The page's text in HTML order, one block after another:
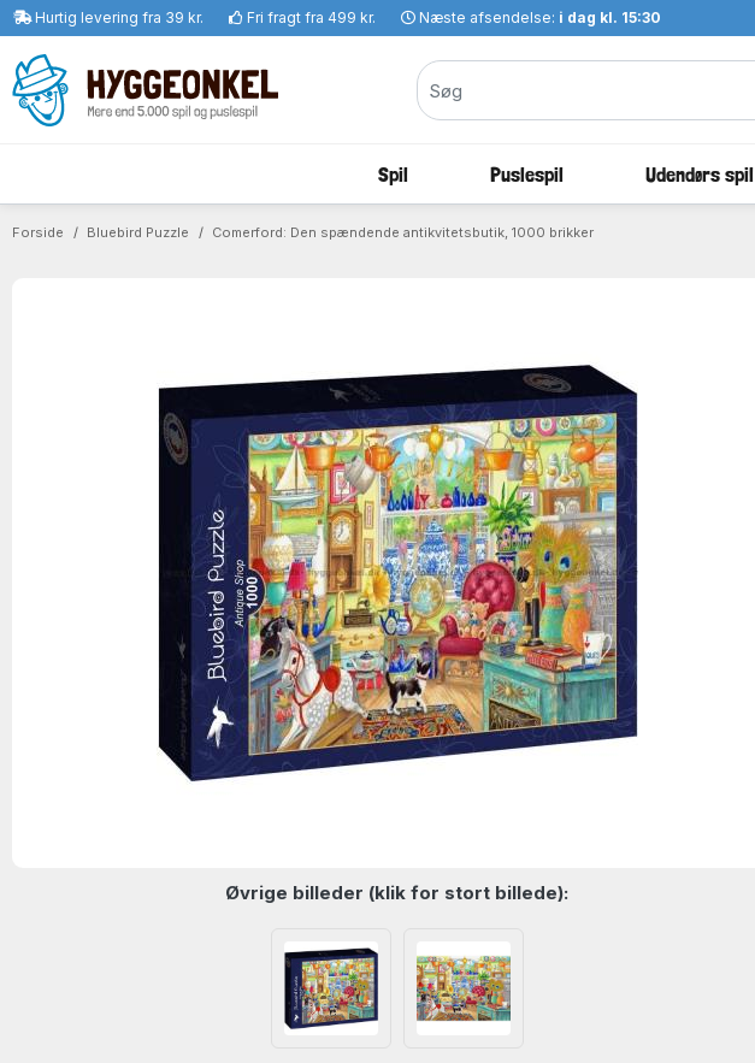
Hurtig levering fra 39 kr. Fri fragt fra 499 kr. Næste afsendelse: i dag kl. 15:30
Spil Puslespil Udendørs spil
Forside Bluebird Puzzle Comerford: Den spændende antikvitetsbutik, 1000 brikker
Øvrige billeder (klik for stort billede):